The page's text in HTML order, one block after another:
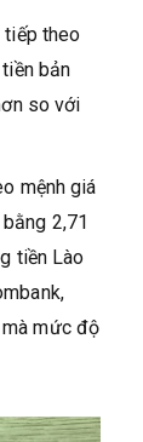
tiếp theo
bản
so với
mệnh giá
2,71
tiền Lào
mức độ